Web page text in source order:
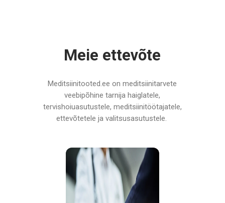
Meie ettevõte
Meditsiinitooted.ee on meditsiinitarvete
veebipõhine tarnija haiglatele,
tervishoiuasutustele, meditsiinitöötajatele,
ettevõtetele ja valitsusasutustele.